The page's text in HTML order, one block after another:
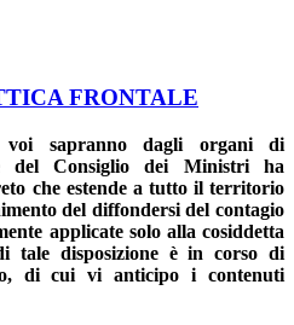
FRONTALE
sapranno dagli organi di
del Consiglio dei Ministri ha
che estende a tutto il territorio
del diffondersi del contagio
applicate solo alla cosiddetta
tale disposizione è in corso di
di cui vi anticipo i contenuti